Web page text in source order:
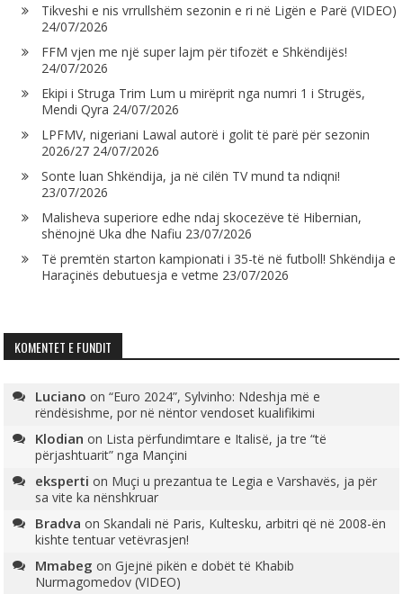
Tikveshi e nis vrrullshëm sezonin e ri në Ligën e Parë (VIDEO)
24/07/2026
FFM vjen me një super lajm për tifozët e Shkëndijës!
24/07/2026
Ekipi i Struga Trim Lum u mirëprit nga numri 1 i Strugës,
Mendi Qyra 24/07/2026
LPFMV, nigeriani Lawal autorë i golit të parë për sezonin
2026/27 24/07/2026
Sonte luan Shkëndija, ja në cilën TV mund ta ndiqni!
23/07/2026
Malisheva superiore edhe ndaj skocezëve të Hibernian,
shënojnë Uka dhe Nafiu 23/07/2026
Të premtën starton kampionati i 35-të në futboll! Shkëndija e
Haraçinës debutuesja e vetme 23/07/2026
KOMENTET E FUNDIT
Luciano on“Euro 2024”, Sylvinho: Ndeshja më e
rëndësishme, por në nëntor vendoset kualifikimi
Klodian on Lista përfundimtare e Italisë, ja tre “të
përjashtuarit” nga Mançini
eksperti on Muçi u prezantua te Legia e Varshavës, ja për
sa vite ka nënshkruar
Bradva onSkandali në Paris, Kultesku, arbitri që në 2008-ën
kishte tentuar vetëvrasjen!
Mmabeg onGjejnë pikën e dobët të Khabib
Nurmagomedov (VIDEO)